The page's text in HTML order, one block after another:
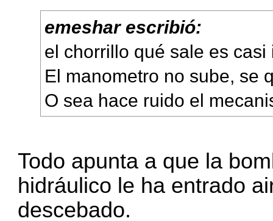
emeshar escribió:
el chorrillo qué sale es
El manometro no sube, se
O sea hace ruido el
Todo apunta a que la
hidráulico le ha entrado
descebado.